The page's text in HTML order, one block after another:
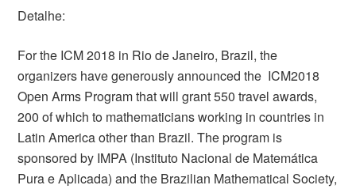
Detalhe:
For the ICM 2018 in Rio de Janeiro, Brazil, the
organizers have generously announced the ICM2018
Open Arms Program that will grant 550 travel awards,
200 of which to mathematicians working in countries in
Latin America other than Brazil. The program is
sponsored by IMPA (Instituto Nacional de Matemática
Pura e Aplicada) and the Brazilian Mathematical Society,